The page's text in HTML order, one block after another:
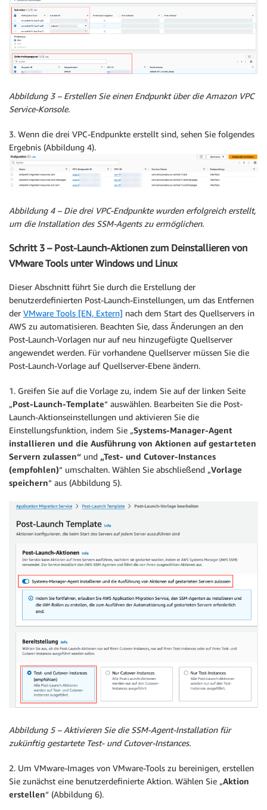
Abbildung 3 – Erstellen Sie einen Endpunkt über die Amazon VPC
Service-Konsole.
3. Wenn die drei VPC-Endpunkte erstellt sind, sehen Sie folgendes
Ergebnis (Abbildung 4).
Abbildung 4 – Die drei VPC-Endpunkte wurden erfolgreich erstellt,
um die Installation des SSM-Agents zu ermöglichen.
Schritt 3 – Post-Launch-Aktionen zum Deinstallieren von
VMware Tools unter Windows und Linux
Dieser Abschnitt führt Sie durch die Erstellung der
benutzerdefinierten Post-Launch-Einstellungen, um das Entfernen
der VMware Tools [EN, Extern] nach dem Start des Quellservers in
AWS zu automatisieren. Beachten Sie, dass Änderungen an den
Post-Launch-Vorlagen nur auf neu hinzugefügte Quellserver
angewendet werden. Für vorhandene Quellserver müssen Sie die
Post-Launch-Vorlage auf Quellserver-Ebene ändern.
1. Greifen Sie auf die Vorlage zu, indem Sie auf der linken Seite
„Post-Launch-Template“ auswählen. Bearbeiten Sie die Post-
Launch-Aktionseinstellungen und aktivieren Sie die
Einstellungsfunktion, indem Sie „Systems-Manager-Agent
installieren und die Ausführung von Aktionen auf gestarteten
Servern zulassen“ und „Test- und Cutover-Instances
(empfohlen)“ umschalten. Wählen Sie abschließend „Vorlage
speichern“ aus (Abbildung 5).
Abbildung 5 – Aktivieren Sie die SSM-Agent-Installation für
zukünftig gestartete Test- und Cutover-Instances.
2. Um VMware-Images von VMware-Tools zu bereinigen, erstellen
Sie zunächst eine benutzerdefinierte Aktion. Wählen Sie „Aktion
erstellen“ (Abbildung 6).